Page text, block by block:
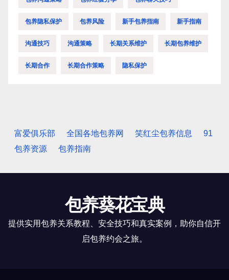
包养隐私保护 包养风险 新手包养指南 新手指南
沟通技巧 沟通策略 长期关系维护 长期包养维护
长期合作 长期合作策略 隐私保护
富爱俱乐部 全国各地包养网 笑红尘包养信息
91
包养资源
包养指南
包养葵花宝典
提供实用包养关系教程、安全技巧和真实案例，助你自信开
启包养约会之旅。